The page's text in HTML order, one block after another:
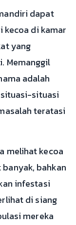
dapat
kecoa di kamar
yang
Memanggil
adalah
situasi
teratasi
melihat kecoa
bahkan
infestasi
di siang
mereka